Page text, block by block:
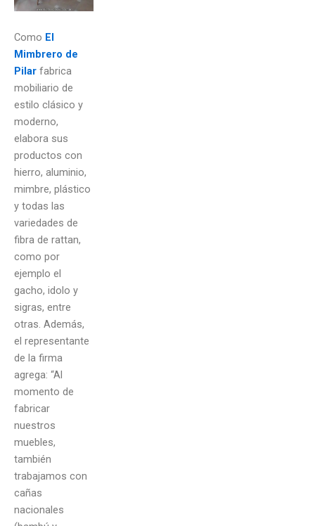
Como El
Mimbrero de
Pilar fabrica
mobiliario de
estilo clásico y
moderno,
elabora sus
productos con
hierro, aluminio,
mimbre, plástico
y todas las
variedades de
fibra de rattan,
como por
ejemplo el
gacho, idolo y
sigras, entre
otras. Además,
el representante
de la firma
agrega: “Al
momento de
fabricar
nuestros
muebles,
también
trabajamos con
cañas
nacionales